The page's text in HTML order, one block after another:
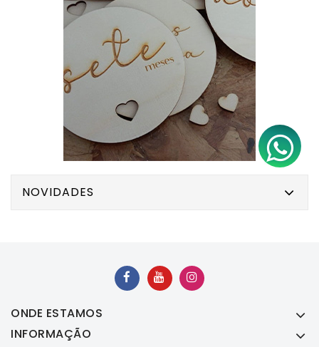
NOVIDADES
ONDE ESTAMOS
INFORMAÇÃO